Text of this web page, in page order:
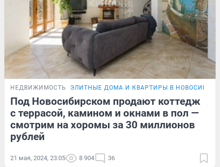
НЕДВИЖИМОСТЬ ЭЛИТНЫЕ ДОМА И КВАРТИРЫ В
Под Новосибирском продают коттедж
с террасой, камином и окнами в пол —
смотрим на хоромы за 30 миллионов
рублей
21 мая, 2024, 23:05 8 904 36